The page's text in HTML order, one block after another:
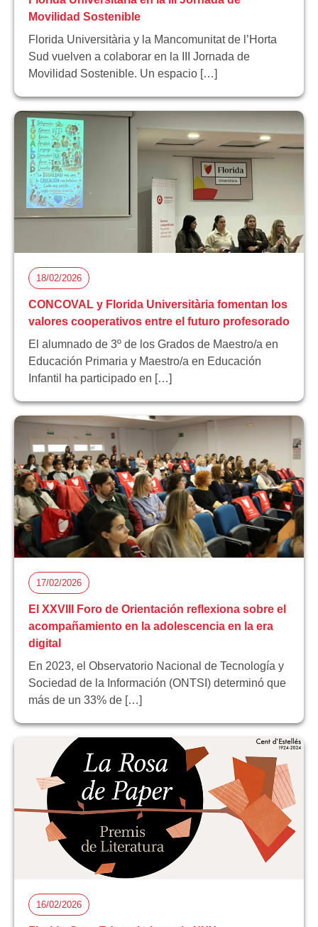
Movilidad Sostenible
Florida Universitària y la Mancomunitat de l’Horta
Sud vuelven a colaborar en la III Jornada de
Movilidad Sostenible. Un espacio […]
18/02/2026
CONCOVAL y Florida Universitària fomentan los
valores cooperativos entre el futuro profesorado
El alumnado de 3º de los Grados de Maestro/a en
Educación Primaria y Maestro/a en Educación
Infantil ha participado en […]
17/02/2026
El XXVIII Foro de Orientación reflexiona sobre el
acompañamiento en la adolescencia en la era
digital
En 2023, el Observatorio Nacional de Tecnología y
Sociedad de la Información (ONTSI) determinó que
más de un 33% de […]
16/02/2026